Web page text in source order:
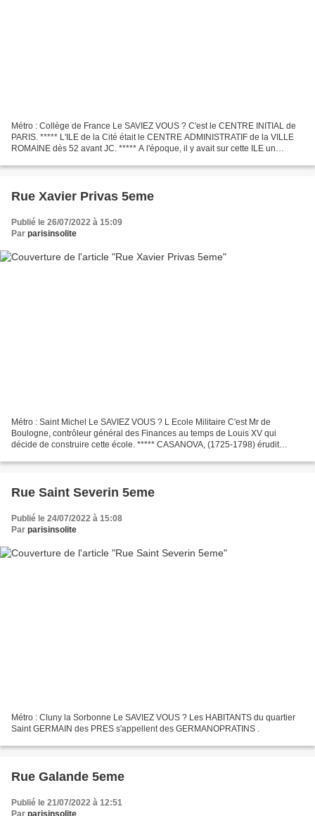
Métro : Collège de France Le SAVIEZ VOUS ? C'est le CENTRE INITIAL de
PARIS. ***** L'ILE de la Cité était le CENTRE ADMINISTRATIF de la VILLE
ROMAINE dès 52 avant JC. ***** A l'époque, il y avait sur cette ILE un
Rue Xavier Privas 5eme
Publié le 26/07/2022 à 15:09
Par parisinsolite
Métro : Saint Michel Le SAVIEZ VOUS ? L Ecole Militaire C'est Mr de
Boulogne, contrôleur général des Finances au temps de Louis XV qui
décide de construire cette école. ***** CASANOVA, (1725-1798) érudit
Rue Saint Severin 5eme
Publié le 24/07/2022 à 15:08
Par parisinsolite
Métro : Cluny la Sorbonne Le SAVIEZ VOUS ? Les HABITANTS du quartier
Saint GERMAIN des PRES s'appellent des GERMANOPRATINS .
Rue Galande 5eme
Publié le 21/07/2022 à 12:51
Par parisinsolite